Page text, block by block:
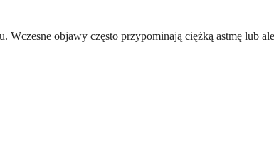
Wczesne objawy często przypominają ciężką astmę lub